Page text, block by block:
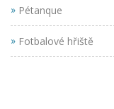
» Pétanque
» Fotbalové hřiště